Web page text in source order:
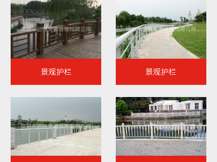
景观护栏 景观护栏